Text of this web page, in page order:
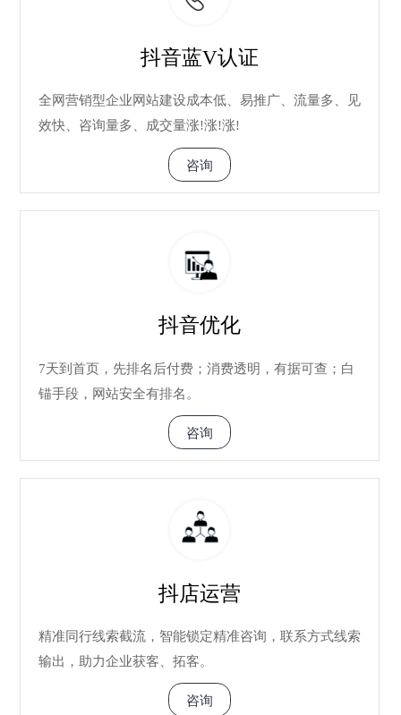
抖音蓝V认证
全网营销型企业网站建设成本低、易推广、流量多、见
效快、咨询量多、成交量涨!涨!涨!
咨询
抖音优化
7天到首页，先排名后付费；消费透明，有据可查；白
锚手段，网站安全有排名。
咨询
抖店运营
精准同行线索截流，智能锁定精准咨询，联系方式线索
输出，助力企业获客、拓客。
咨询